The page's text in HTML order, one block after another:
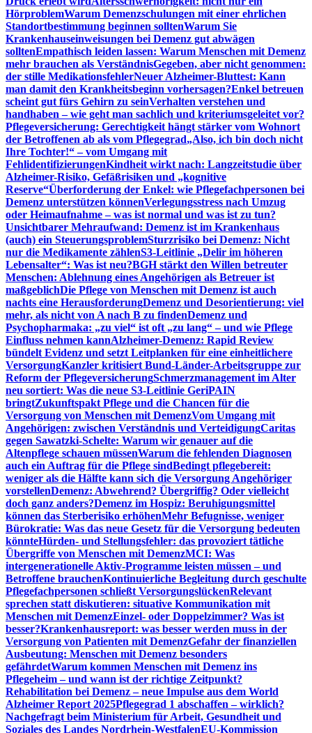
HörproblemWarum Demenzschulungen mit einer ehrlichen
Standortbestimmung beginnen solltenWarum Sie
Krankenhauseinweisungen bei Demenz gut abwägen
solltenEmpathisch leiden lassen: Warum Menschen mit Demenz
mehr brauchen als VerständnisGegeben, aber nicht genommen:
der stille MedikationsfehlerNeuer Alzheimer-Bluttest: Kann
man damit den Krankheitsbeginn vorhersagen?Enkel betreuen
scheint gut fürs Gehirn zu seinVerhalten verstehen und
handhaben – wie geht man sachlich und kriteriumsgeleitet vor?
Pflegeversicherung: Gerechtigkeit hängt stärker vom Wohnort
der Betroffenen ab als vom Pflegegrad„Also, ich bin doch nicht
Ihre Tochter!“ – vom Umgang mit
FehlidentifizierungenKindheit wirkt nach: Langzeitstudie über
Alzheimer-Risiko, Gefäßrisiken und „kognitive
Reserve“Überforderung der Enkel: wie Pflegefachpersonen bei
Demenz unterstützen könnenVerlegungsstress nach Umzug
oder Heimaufnahme – was ist normal und was ist zu tun?
Unsichtbarer Mehraufwand: Demenz ist im Krankenhaus
(auch) ein SteuerungsproblemSturzrisiko bei Demenz: Nicht
nur die Medikamente zählenS3-Leitlinie „Delir im höheren
Lebensalter“: Was ist neu?BGH stärkt den Willen betreuter
Menschen: Ablehnung eines Angehörigen als Betreuer ist
maßgeblichDie Pflege von Menschen mit Demenz ist auch
nachts eine HerausforderungDemenz und Desorientierung: viel
mehr, als nicht von A nach B zu findenDemenz und
Psychopharmaka: „zu viel“ ist oft „zu lang“ – und wie Pflege
Einfluss nehmen kannAlzheimer-Demenz: Rapid Review
bündelt Evidenz und setzt Leitplanken für eine einheitlichere
VersorgungKanzler kritisiert Bund-Länder-Arbeitsgruppe zur
Reform der PflegeversicherungSchmerzmanagement im Alter
neu sortiert: Was die neue S3-Leitlinie GeriPAIN
bringtZukunftspakt Pflege und die Chancen für die
Versorgung von Menschen mit DemenzVom Umgang mit
Angehörigen: zwischen Verständnis und VerteidigungCaritas
gegen Sawatzki-Schelte: Warum wir genauer auf die
Altenpflege schauen müssenWarum die fehlenden Diagnosen
auch ein Auftrag für die Pflege sindBedingt pflegebereit:
weniger als die Hälfte kann sich die Versorgung Angehöriger
vorstellenDemenz: Abwehrend? Übergriffig? Oder vielleicht
doch ganz anders?Demenz im Hospiz: Beruhigungsmittel
können das Sterberisiko erhöhenMehr Befugnisse, weniger
Bürokratie: Was das neue Gesetz für die Versorgung bedeuten
könnteHürden- und Stellungsfehler: das provoziert tätliche
Übergriffe von Menschen mit DemenzMCI: Was
intergenerationelle Aktiv-Programme leisten müssen – und
Betroffene brauchenKontinuierliche Begleitung durch geschulte
Pflegefachpersonen schließt VersorgungslückenRelevant
sprechen statt diskutieren: situative Kommunikation mit
Menschen mit DemenzEinzel- oder Doppelzimmer? Was ist
besser?Krankenhausreport: was besser werden muss in der
Versorgung von Patienten mit DemenzGefahr der finanziellen
Ausbeutung: Menschen mit Demenz besonders
gefährdetWarum kommen Menschen mit Demenz ins
Pflegeheim – und wann ist der richtige Zeitpunkt?
Rehabilitation bei Demenz – neue Impulse aus dem World
Alzheimer Report 2025Pflegegrad 1 abschaffen – wirklich?
Nachgefragt beim Ministerium für Arbeit, Gesundheit und
Soziales des Landes Nordrhein-WestfalenEU-Kommission